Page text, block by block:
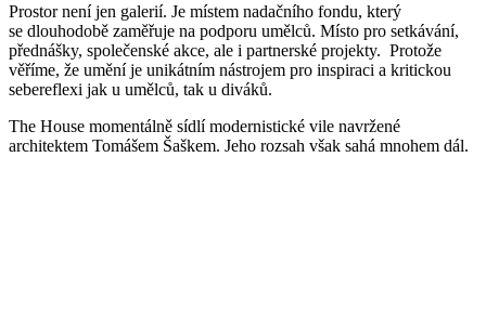
Prostor není jen galerií. Je místem nadačního fondu, který
se dlouhodobě zaměřuje na podporu umělců. Místo pro setkávání,
přednášky, společenské akce, ale i partnerské projekty. Protože
věříme, že umění je unikátním nástrojem pro inspiraci a kritickou
sebereflexi jak u umělců, tak u diváků.
The House momentálně sídlí modernistické vile navržené
architektem Tomášem Šaškem. Jeho rozsah však sahá mnohem dál.